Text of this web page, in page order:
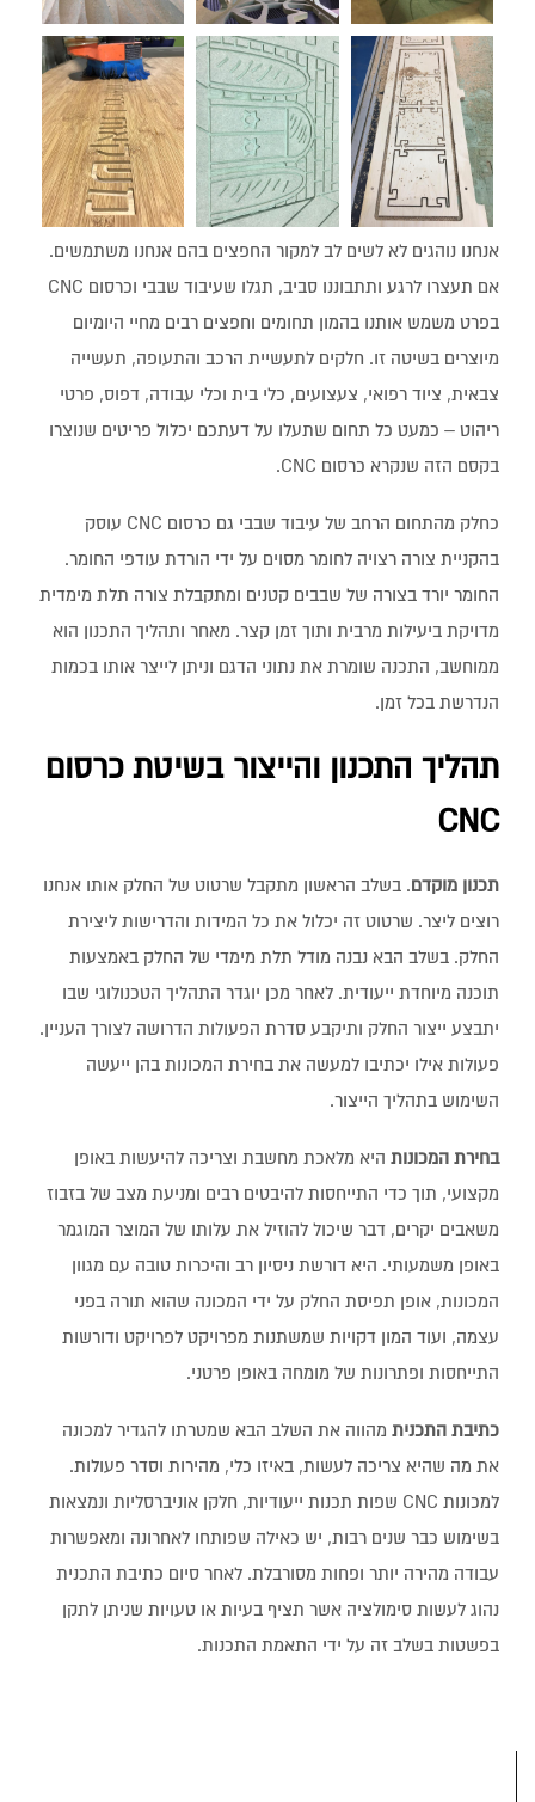
אנחנו נוהגים לא לשים לב למקור החפצים בהם אנחנו משתמשים.
אם תעצרו לרגע ותתבוננו סביב, תגלו שעיבוד שבבי וכרסום CNC
בפרט משמש אותנו בהמון תחומים וחפצים רבים מחיי היומיום
מיוצרים בשיטה זו. חלקים לתעשיית הרכב והתעופה, תעשייה
צבאית, ציוד רפואי, צעצועים, כלי בית וכלי עבודה, דפוס, פרטי
ריהוט – כמעט כל תחום שתעלו על דעתכם יכלול פריטים שנוצרו
בקסם הזה שנקרא כרסום CNC.
כחלק מהתחום הרחב של עיבוד שבבי גם כרסום CNC עוסק
בהקניית צורה רצויה לחומר מסוים על ידי הורדת עודפי החומר.
החומר יורד בצורה של שבבים קטנים ומתקבלת צורה תלת מימדית
מדויקת ביעילות מרבית ותוך זמן קצר. מאחר ותהליך התכנון הוא
ממוחשב, התכנה שומרת את נתוני הדגם וניתן לייצר אותו בכמות
הנדרשת בכל זמן.
תהליך התכנון והייצור בשיטת כרסום
CNC
תכנון מוקדם. בשלב הראשון מתקבל שרטוט של החלק אותו אנחנו
רוצים ליצר. שרטוט זה יכלול את כל המידות והדרישות ליצירת
החלק. בשלב הבא נבנה מודל תלת מימדי של החלק באמצעות
תוכנה מיוחדת ייעודית. לאחר מכן יוגדר התהליך הטכנולוגי שבו
יתבצע ייצור החלק ותיקבע סדרת הפעולות הדרושה לצורך העניין.
פעולות אילו יכתיבו למעשה את בחירת המכונות בהן ייעשה
השימוש בתהליך הייצור.
בחירת המכונות היא מלאכת מחשבת וצריכה להיעשות באופן
מקצועי, תוך כדי התייחסות להיבטים רבים ומניעת מצב של בזבוז
משאבים יקרים, דבר שיכול להוזיל את עלותו של המוצר המוגמר
באופן משמעותי. היא דורשת ניסיון רב והיכרות טובה עם מגוון
המכונות, אופן תפיסת החלק על ידי המכונה שהוא תורה בפני
עצמה, ועוד המון דקויות שמשתנות מפרויקט לפרויקט ודורשות
התייחסות ופתרונות של מומחה באופן פרטני.
כתיבת התכנית מהווה את השלב הבא שמטרתו להגדיר למכונה
את מה שהיא צריכה לעשות, באיזו כלי, מהירות וסדר פעולות.
למכונות CNC שפות תכנות ייעודיות, חלקן אוניברסליות ונמצאות
בשימוש כבר שנים רבות, יש כאילה שפותחו לאחרונה ומאפשרות
עבודה מהירה יותר ופחות מסורבלת. לאחר סיום כתיבת התכנית
נהוג לעשות סימולציה אשר תציף בעיות או טעויות שניתן לתקן
בפשטות בשלב זה על ידי התאמת התכנות.